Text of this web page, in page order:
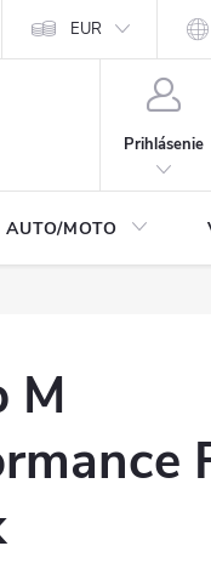
Podmienky
EUR
Prihlásenie
AUTO/MOTO
M